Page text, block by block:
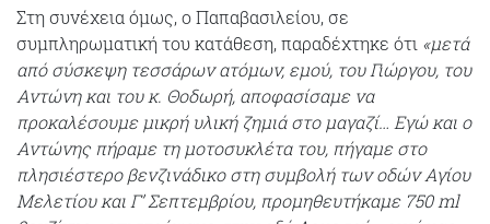
Στη συνέχεια όμως, ο Παπαβασιλείου, σε
συμπληρωματική του κατάθεση, παραδέχτηκε ότι «μετά
από σύσκεψη τεσσάρων ατόμων, εμού, του Γιώργου, του
Αντώνη και του κ. Θοδωρή, αποφασίσαμε να
προκαλέσουμε μικρή υλική ζημιά στο μαγαζί… Εγώ και ο
Αντώνης πήραμε τη μοτοσυκλέτα του, πήγαμε στο
πλησιέστερο βενζινάδικο στη συμβολή των οδών Αγίου
Μελετίου και Γ’ Σεπτεμβρίου, προμηθευτήκαμε 750 ml